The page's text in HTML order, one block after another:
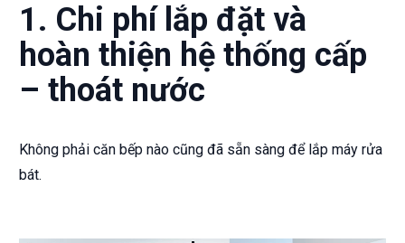
1. Chi phí lắp đặt và
hoàn thiện hệ thống cấp
– thoát nước
Không phải căn bếp nào cũng đã sẵn sàng để lắp máy rửa
bát.